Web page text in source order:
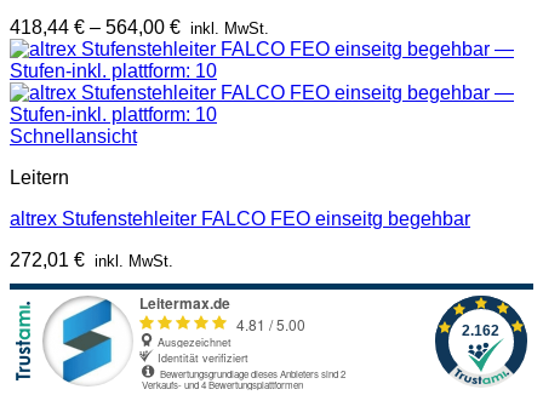
418,44 € – 564,00 € inkl. MwSt.
Schnellansicht
Leitern
altrex Stufenstehleiter FALCO FEO einseitg begehbar
272,01 € inkl. MwSt.